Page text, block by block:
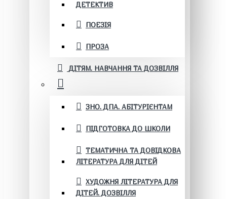
ДЕТЕКТИВ
ПОЕЗІЯ
ПРОЗА
ДІТЯМ. НАВЧАННЯ ТА ДОЗВІЛЛЯ
ЗНО. ДПА. АБІТУРІЄНТАМ
ПІДГОТОВКА ДО ШКОЛИ
ТЕМАТИЧНА ТА ДОВІДКОВА
ЛІТЕРАТУРА ДЛЯ ДІТЕЙ
ХУДОЖНЯ ЛІТЕРАТУРА ДЛЯ
ДІТЕЙ. ДОЗВІЛЛЯ